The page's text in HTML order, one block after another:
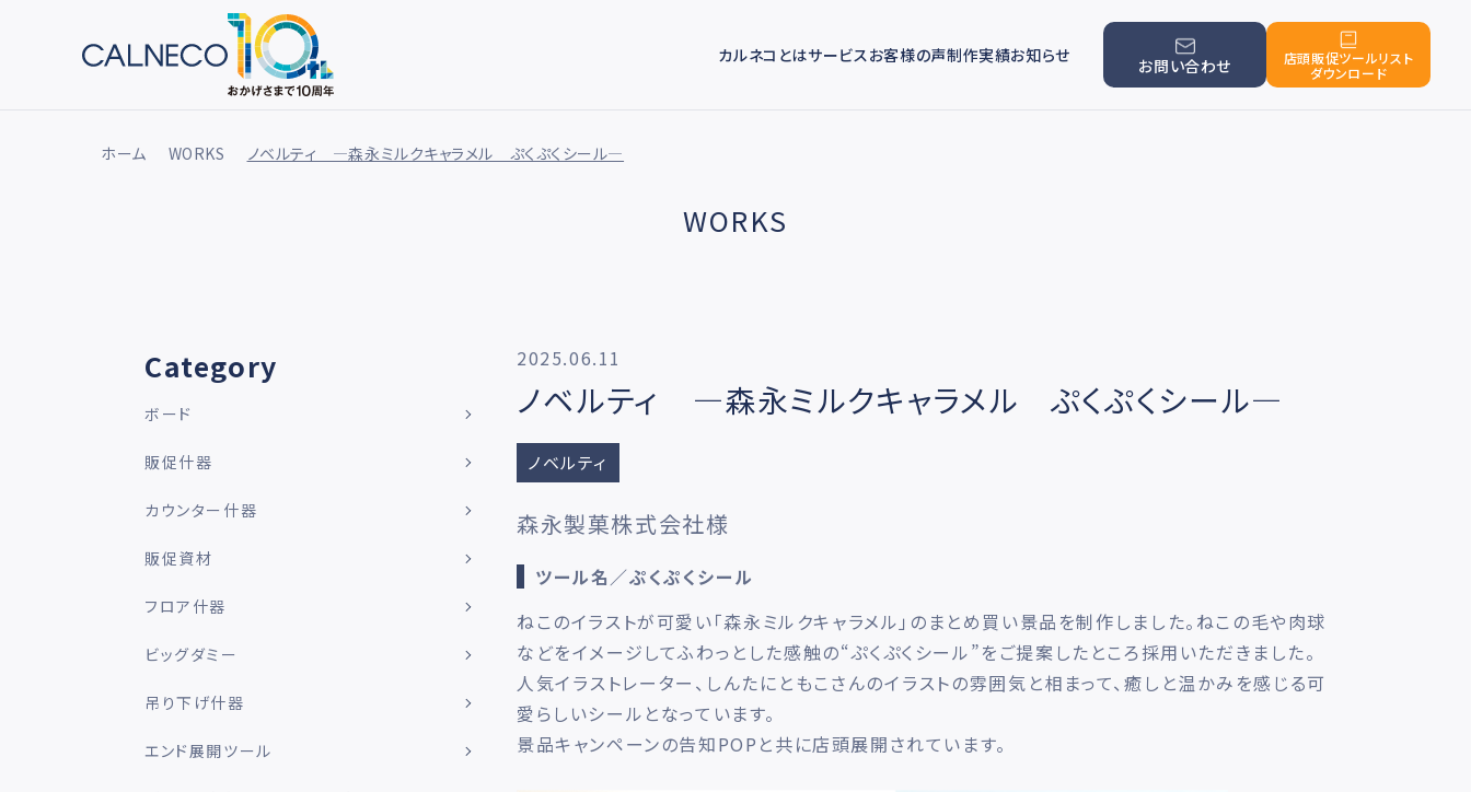
カルネコとはサービスお客様の声制作実績お知らせ
お問い合わせ
店頭販促ツールリスト
ダウンロード
ホーム WORKS ノベルティ ―森永ミルクキャラメル ぷくぷくシール―
WORKS
2025.06.11
ノベルティ ―森永ミルクキャラメル ぷくぷくシール―
ノベルティ
森永製菓株式会社様
ツール名／ぷくぷくシール
ねこのイラストが可愛い「森永ミルクキャラメル」のまとめ買い景品を制作しました。ねこの毛や肉球
などをイメージしてふわっとした感触の“ぷくぷくシール”をご提案したところ採用いただきました。
人気イラストレーター、しんたにともこさんのイラストの雰囲気と相まって、癒しと温かみを感じる可
愛らしいシールとなっています。
景品キャンペーンの告知POPと共に店頭展開されています。
Category
ボード
販促什器
カウンター什器
販促資材
フロア什器
ビッグダミー
吊り下げ什器
エンド展開ツール